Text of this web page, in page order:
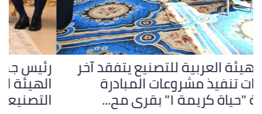
رئيس الهيئة العربية للتصنيع يتفقد آخر
مستجدات تنفيذ مشروعات المبادرة
الرئاسية "حياة كريمة ١" بقرى مح...